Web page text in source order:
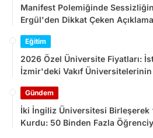
Manifest Polemiğinde
Ergül'den Dikkat Çeken Açıklama
Eğitim
2026 Özel Üniversite Fiyatları:
İzmir'deki Vakıf
Gündem
İki İngiliz Üniversitesi Birleşerek
Kurdu: 50 Binden Fazla